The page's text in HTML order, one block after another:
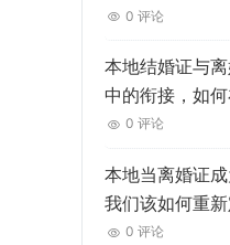
性？0 评论
本地结婚证与
中的衔接，如
与关系的“无缝切
0 评论
本地当离婚证
我们该如何重新
0 评论